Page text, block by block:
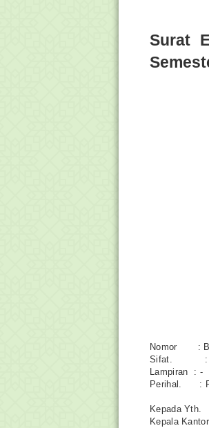
Surat
Nomor : B-
Sifat. :
Lampiran : -
Perihal. :
Kepada Yth.
Kepala